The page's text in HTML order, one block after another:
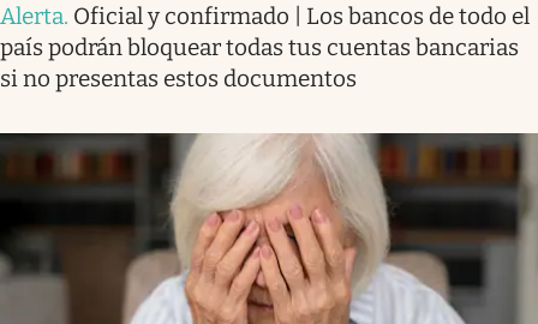
Alerta. Oficial y confirmado | Los bancos de todo el
país podrán bloquear todas tus cuentas bancarias
si no presentas estos documentos